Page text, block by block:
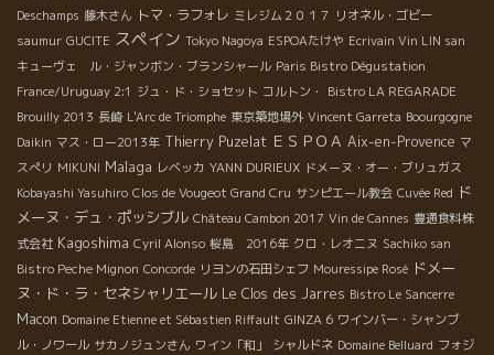
Deschamps 藤木さん トマ・ラフォレ ミレジム２０１７ リオネル・ゴビー
saumur GUCITE スペイン Tokyo Nagoya ESPOAたけや Ecrivain Vin LIN san
キューヴェ ル・ジャンボン・ブランシャール Paris Bistro Dégustation
France/Uruguay 2:1 ジュ・ド・ショセット コルトン・
Bistro LA REGARADE
Brouilly 2013 長崎 L'Arc de Triomphe 東京築地場外 Vincent Garreta Boourgogne
Daikin マス・ロー2013年 Thierry Puzelat ＥＳＰＯＡ Aix-en-Provence マ
スぺリ MIKUNI Malaga レベッカ YANN DURIEUX ドメーヌ・オー・ブリュガス
Kobayashi Yasuhiro Clos de Vougeot Grand Cru サンピエール教会 Cuvée Red ド
メーヌ・デュ・ポッシブル Château Cambon 2017 Vin de Cannes 豊通食料株
式会社 Kagoshima Cyril Alonso 桜島 2016年 クロ・レオニヌ Sachiko san
Bistro Peche Mignon Concorde リヨンの石田シェフ Mouressipe Rosé ドメー
ヌ・ド・ラ・セネシャリエール Le Clos des Jarres Bistro Le Sancerre
Macon Domaine Etienne et Sébastien Riffault GINZA 6 ワインバー・シャンブ
ル・ノワール サカノジュンさん ワイン「和」 シャルドネ Domaine Belluard フォジ